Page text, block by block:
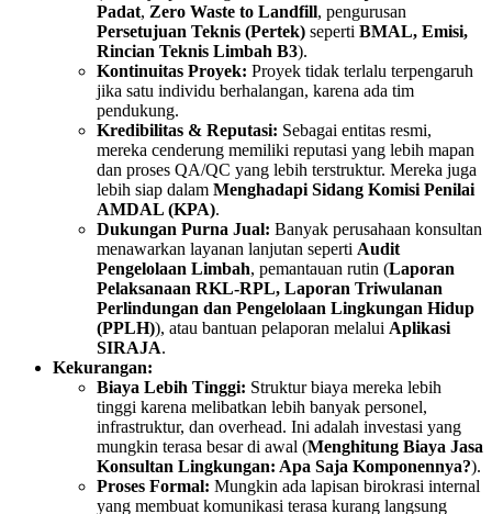
Padat, Zero Waste to Landfill, pengurusan
Persetujuan Teknis (Pertek) seperti BMAL, Emisi,
Rincian Teknis Limbah B3).
Kontinuitas Proyek: Proyek tidak terlalu terpengaruh
jika satu individu berhalangan, karena ada tim
pendukung.
Kredibilitas & Reputasi: Sebagai entitas resmi,
mereka cenderung memiliki reputasi yang lebih mapan
dan proses QA/QC yang lebih terstruktur. Mereka juga
lebih siap dalam Menghadapi Sidang Komisi Penilai
AMDAL (KPA).
Dukungan Purna Jual: Banyak perusahaan konsultan
menawarkan layanan lanjutan seperti Audit
Pengelolaan Limbah, pemantauan rutin (Laporan
Pelaksanaan RKL-RPL, Laporan Triwulanan
Perlindungan dan Pengelolaan Lingkungan Hidup
(PPLH)), atau bantuan pelaporan melalui Aplikasi
SIRAJA.
Kekurangan:
Biaya Lebih Tinggi: Struktur biaya mereka lebih
tinggi karena melibatkan lebih banyak personel,
infrastruktur, dan overhead. Ini adalah investasi yang
mungkin terasa besar di awal (Menghitung Biaya Jasa
Konsultan Lingkungan: Apa Saja Komponennya?).
Proses Formal: Mungkin ada lapisan birokrasi internal
yang membuat komunikasi terasa kurang langsung